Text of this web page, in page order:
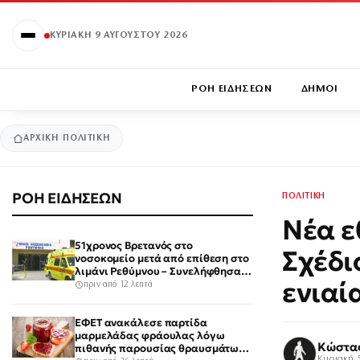
ΚΥΡΙΑΚΉ 9 ΑΥΓΟΎΣΤΟΥ 2026
ΡΟΗ ΕΙΔΗΣΕΩΝ ΔΗΜΟΙ
ΑΡΧΙΚΉ ΠΟΛΙΤΙΚΗ
ΡΟΗ ΕΙΔΗΣΕΩΝ
51χρονος Βρετανός στο
νοσοκομείο μετά από επίθεση στο
λιμάνι Ρεθύμνου – Συνελήφθησαν
5 άτομα
πριν από 12 λεπτά
ΕΦΕΤ ανακάλεσε παρτίδα
μαρμελάδας φράουλας λόγω
πιθανής παρουσίας θραυσμάτων
ΠΟΛΙΤΙΚΗ
Νέα